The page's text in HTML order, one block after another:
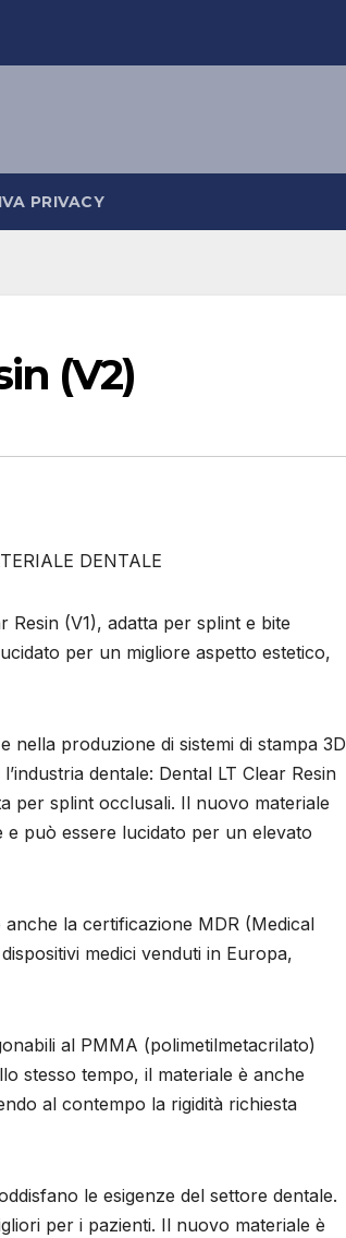
PRIVACY
(V2)
DENTALE
Resin (V1), adatta per splint e bite
per un migliore aspetto estetico,
nella produzione di sistemi di stampa 3D
dentale: Dental LT Clear Resin
per splint occlusali. Il nuovo materiale
può essere lucidato per un elevato
la certificazione MDR (Medical
medici venduti in Europa,
al PMMA (polimetilmetacrilato)
stesso tempo, il materiale è anche
al contempo la rigidità richiesta
le esigenze del settore dentale.
per i pazienti. Il nuovo materiale è